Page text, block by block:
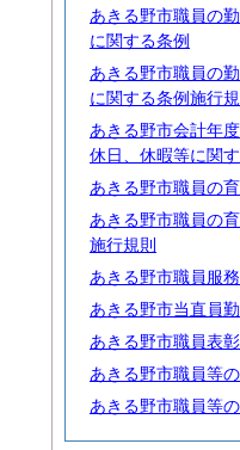
あきる野市職員の
に関する条例
あきる野市職員の
に関する条例施行
あきる野市会計年
休日、休暇等に関
あきる野市職員の
あきる野市職員の
施行規則
あきる野市職員服
あきる野市当直員
あきる野市職員表
あきる野市職員等
あきる野市職員等